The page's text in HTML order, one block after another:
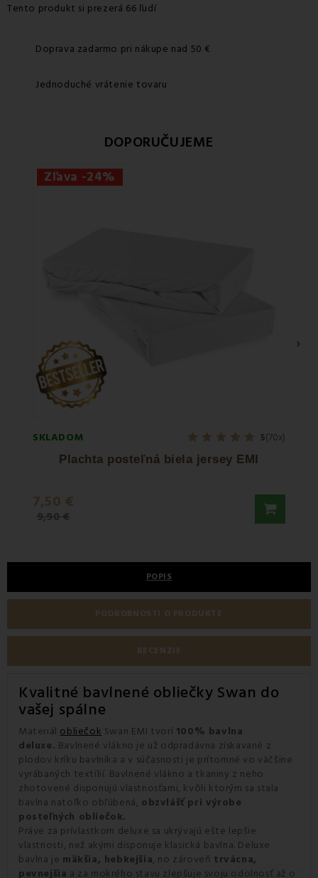
Tento produkt si prezerá 66 ľudí
Doprava zadarmo pri nákupe nad 50 €
Jednoduché vrátenie tovaru
DOPORUČUJEME
Zľava -24%
SKLADOM 5(70x)
Plachta posteľná biela jersey EMI
7,50 €
9,90 €
›
POPIS
PODROBNOSTI O PRODUKTE
RECENZIE
Kvalitné bavlnené obliečky Swan do
vašej spálne
Materiál obliečok Swan EMI tvorí 100% bavlna
deluxe. Bavlnené vlákno je už odpradávna získavané z
plodov kríku bavlníka a v súčasnosti je prítomné vo väčšine
vyrábaných textílií. Bavlnené vlákno a tkaniny z neho
zhotovené disponujú vlastnosťami, kvôli ktorým sa stala
bavlna natoľko obľúbená, obzvlášť pri výrobe
posteľných obliečok.
Práve za prívlastkom deluxe sa ukrývajú ešte lepšie
vlastnosti, než akými disponuje klasická bavlna. Deluxe
bavlna je mäkšia, hebkejšia, no zároveň trvácna,
pevnejšia a za mokrého stavu zlepšuje svoju odolnosť až o